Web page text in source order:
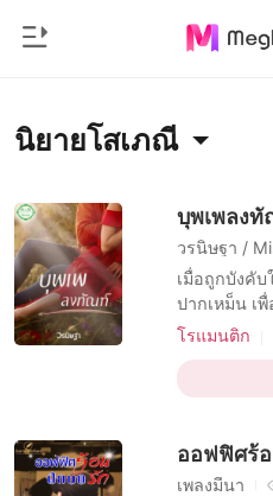
ประวัติการอ่าน
ออกจากระบบ
ดาวน์โหลดแอป
หน้าแรก
สมัยใหม่
ประวัติศาสตร์
โรแมนติก
รายการ
นิยายโสเภณี
บุพเพลง
เมื่อถูกบังคับ
ปากเหม็น เ
นิยายที่จะมีเ
เหลือแบบสุ
ทะนุถนอมต้
ที่จ
โรแมนติก
นิยายอีโร
การมีเพ
ออฟฟิศร้
เพลงมีนา